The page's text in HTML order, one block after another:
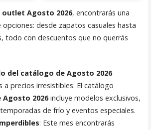
Agosto 2026, encontrarás una
desde zapatos casuales hasta
todo con descuentos que no querrás
del catálogo de Agosto 2026
a precios irresistibles: El catálogo
2026incluye modelos exclusivos,
de frío y eventos especiales.
: Este mes encontrarás